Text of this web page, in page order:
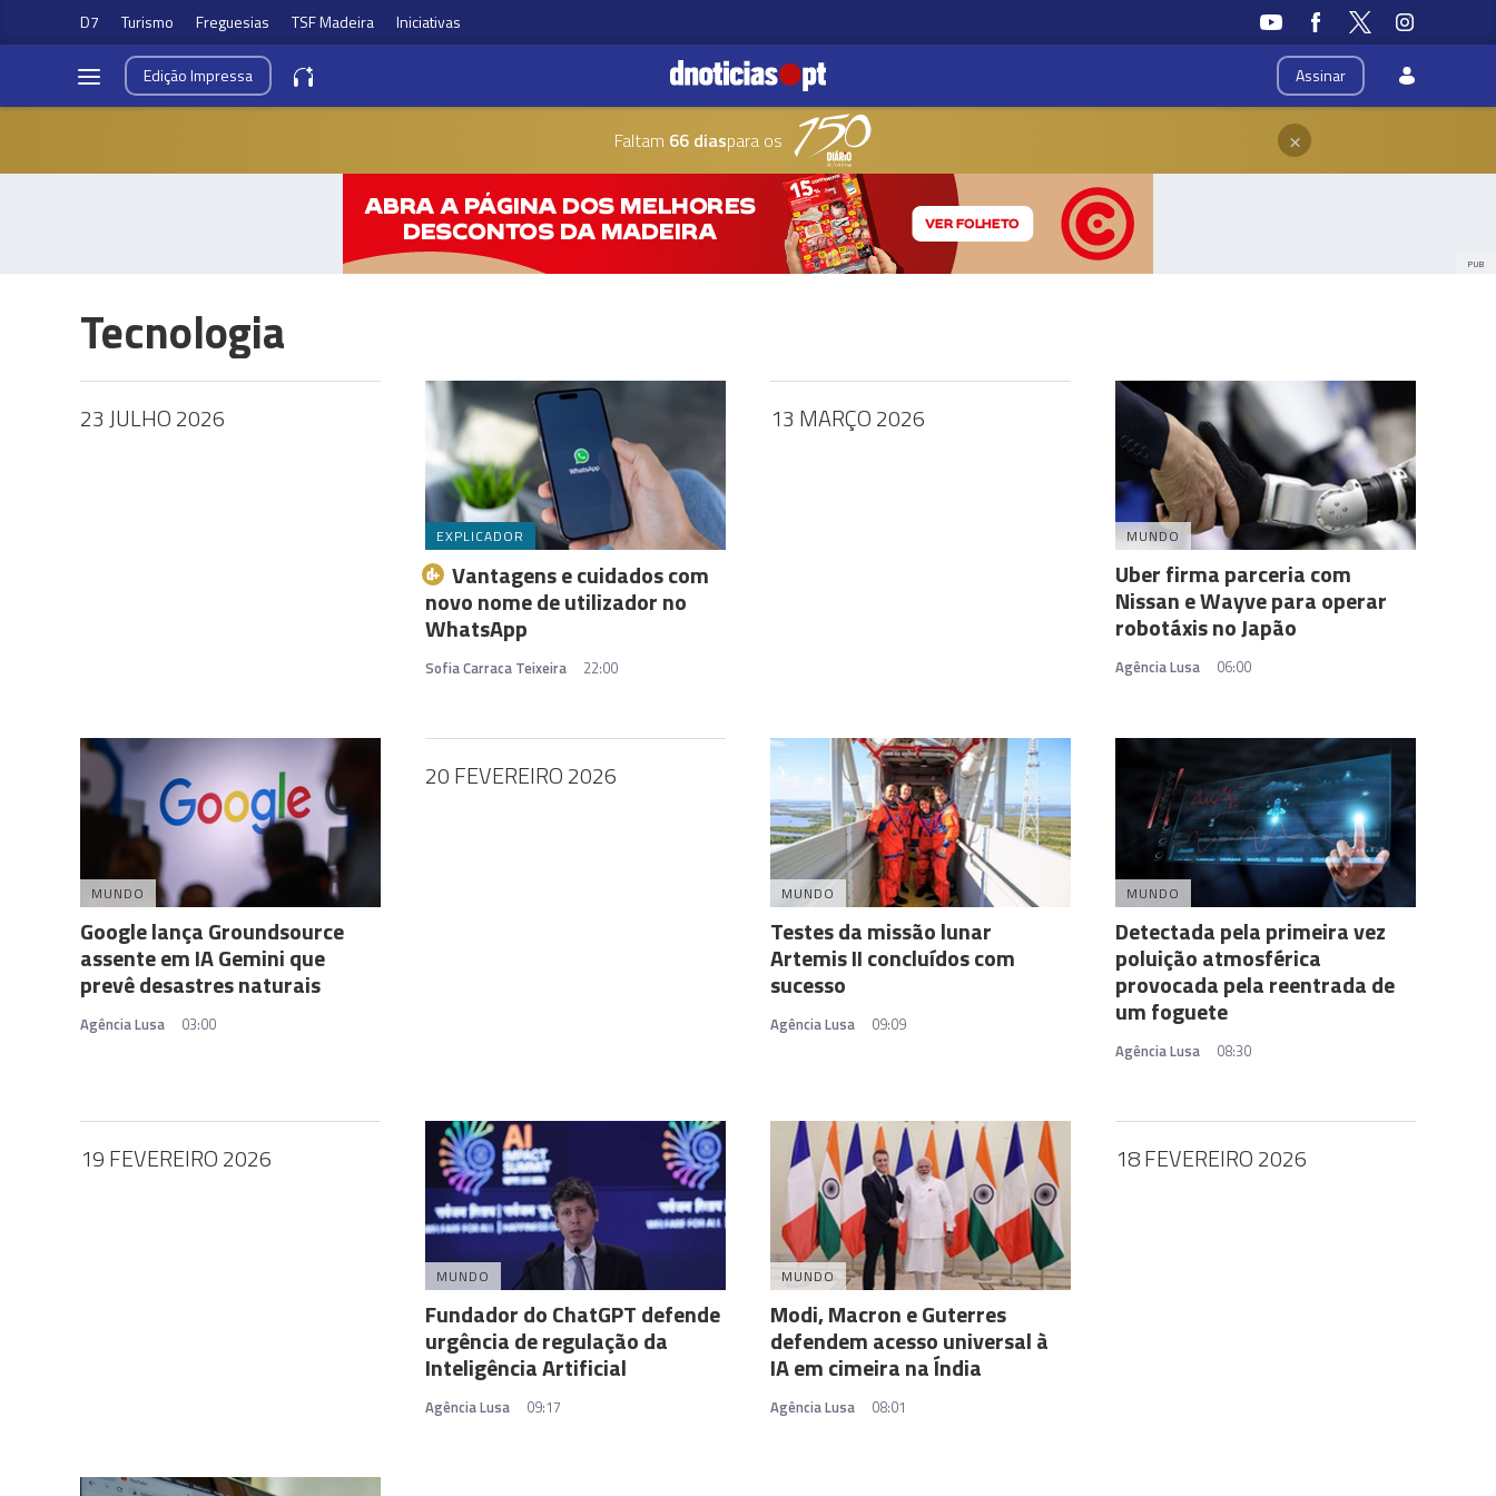
D7 Turismo Freguesias TSF Madeira Iniciativas
Assinar
EdiçãoImpressa
Faltam 66 diaspara os ×
PUB
Tecnologia
23 JULHO 2026
EXPLICADOR
Vantagens e cuidados com
novo nome de utilizador no
WhatsApp
Sofia Carraca Teixeira 22:00
13 MARÇO 2026
MUNDO
Uber firma parceria com
Nissan e Wayve para operar
robotáxis no Japão
Agência Lusa 06:00
MUNDO
Google lança Groundsource
assente em IA Gemini que
prevê desastres naturais
Agência Lusa 03:00
20 FEVEREIRO 2026
MUNDO
Testes da missão lunar
Artemis II concluídos com
sucesso
Agência Lusa 09:09
MUNDO
Detectada pela primeira vez
poluição atmosférica
provocada pela reentrada de
um foguete
Agência Lusa 08:30
19 FEVEREIRO 2026
MUNDO
Fundador do ChatGPT defende
urgência de regulação da
Inteligência Artificial
Agência Lusa 09:17
MUNDO
Modi, Macron e Guterres
defendem acesso universal à
IA em cimeira na Índia
Agência Lusa 08:01
18 FEVEREIRO 2026